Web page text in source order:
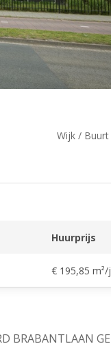
Wijk / Buurt
Huurprijs
€ 195,85